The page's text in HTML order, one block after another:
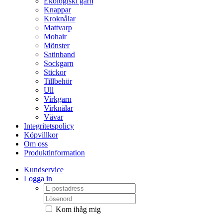
Knappar
Kroknålar
Mattvarp
Mohair
Mönster
Satinband
Sockgarn
Stickor
Tillbehör
Ull
Virkgarn
Virknålar
Vävar
Integritetspolicy
Köpvillkor
Om oss
Produktinformation
Kundservice
Logga in
Kom ihåg mig